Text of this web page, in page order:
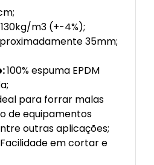
130kg/m3 (+-4%);
35mm;
100% espuma EPDM
para forrar malas
de equipamentos
outras aplicações;
Facilidade em cortar e